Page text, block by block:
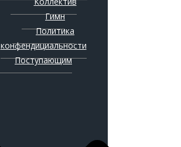
Гимн
Политика
конфендициальности
Поступающим